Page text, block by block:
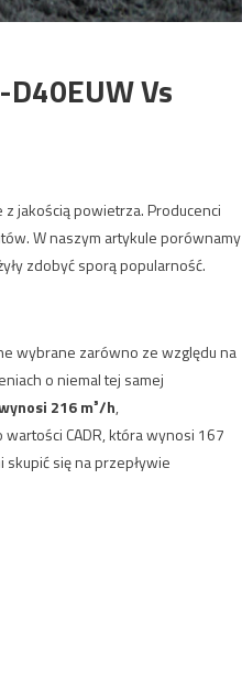
Vs
jakością powietrza. Producenci
W naszym artykule porównamy
zdobyć sporą popularność.
wybrane zarówno ze względu na
o niemal tej samej
216 m³/h,
CADR, która wynosi 167
się na przepływie